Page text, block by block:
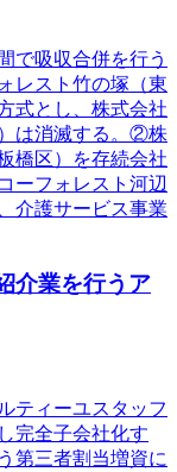
で吸収合併を行う
レスト竹の塚（東
式とし、株式会社
は消滅する。②株
橋区）を存続会社
ーフォレスト河辺
介護サービス事業
介業を行うア
ティーユスタッフ
完全子会社化す
第三者割当増資に